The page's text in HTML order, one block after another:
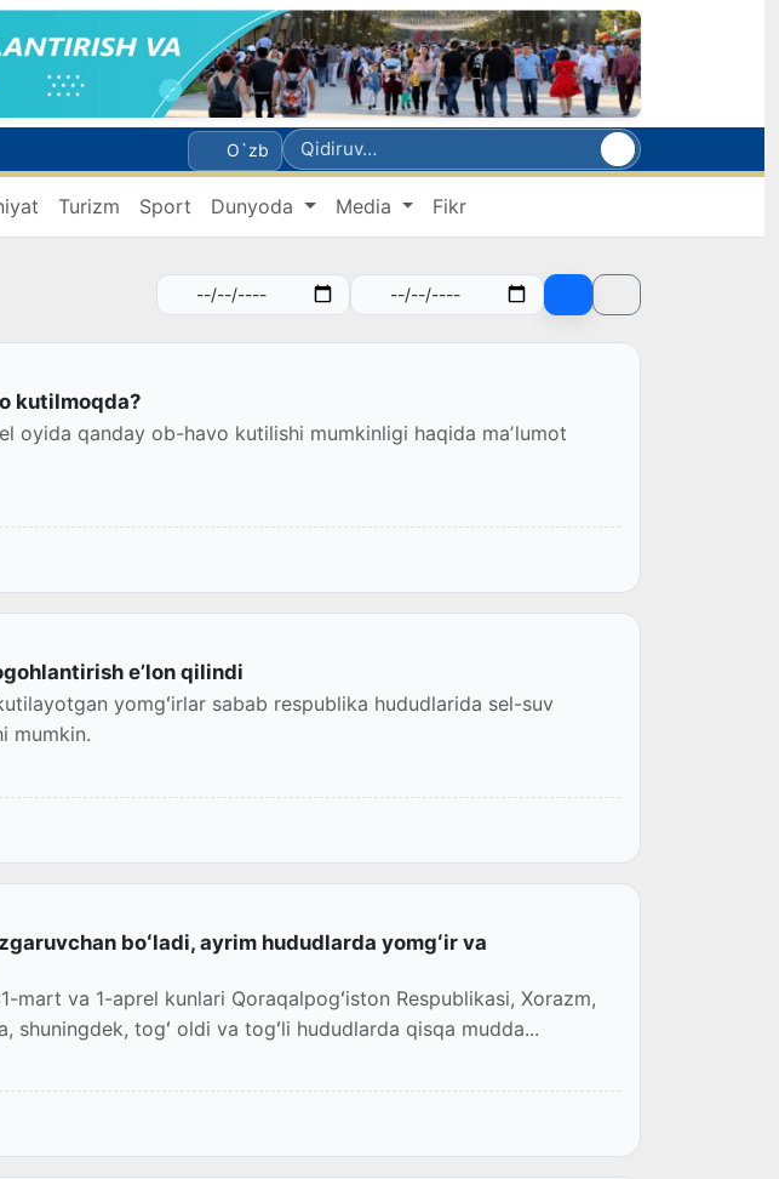
O`zb
Turizm Sport Dunyoda Media Fikr
kutilmoqda?
oyida qanday ob-havo kutilishi mumkinligi haqida maʼlumot
eʼlon qilindi
yomgʻirlar sabab respublika hududlarida sel-suv
mumkin.
boʻladi, ayrim hududlarda yomgʻir va
mart va 1-aprel kunlari Qoraqalpogʻiston Respublikasi, Xorazm,
shuningdek, togʻ oldi va togʻli hududlarda qisqa mudda...